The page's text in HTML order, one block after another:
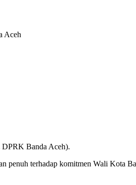
Aceh
Banda Aceh).
terhadap komitmen Wali Kota